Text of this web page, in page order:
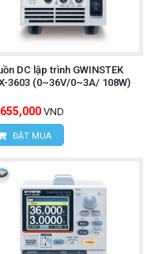
DC lập trình GWINSTEK
3603 (0~36V/0~3A/ 108W)
VND
ĐẶT MUA